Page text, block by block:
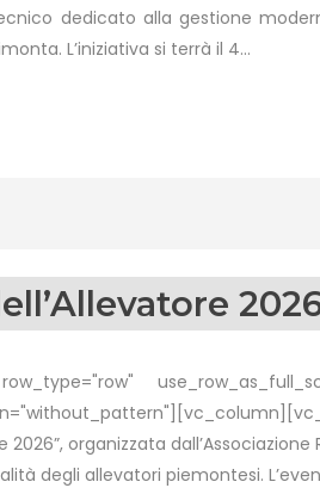
dedicato alla gestione
L’iniziativa si terrà il 4...
2026”, organizzata
degli allevatori piemontesi.